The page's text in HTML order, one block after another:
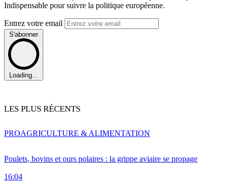
Indispensable pour suivre la politique européenne.
Entrez votre email
S'abonner
Loading...
LES PLUS RÉCENTS
Poulets, bovins et ours polaires : la grippe aviaire se propage
16:04
PROAGRICULTURE & ALIMENTATION